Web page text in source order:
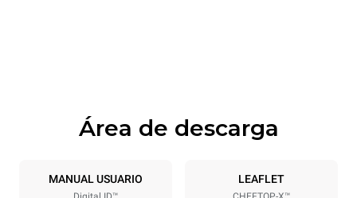
Especificaciones de la bandeja
10 GN 2/1
Área de descarga
MANUAL USUARIO LEAFLET